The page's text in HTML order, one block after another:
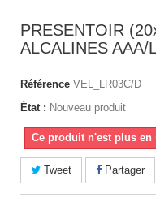
PRESENTOIR
ALCALINES AAA/
Référence VEL_LR03C/D
État : Nouveau produit
Ce produit n'est plus en
Tweet Partager